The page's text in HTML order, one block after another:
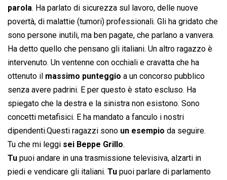
parola. Ha parlato di sicurezza sul lavoro, delle nuove
povertà, di malattie (tumori) professionali. Gli ha gridato che
sono persone inutili, ma ben pagate, che parlano a vanvera.
Ha detto quello che pensano gli italiani. Un altro ragazzo è
intervenuto. Un ventenne con occhiali e cravatta che ha
ottenuto il massimo punteggio a un concorso pubblico
senza avere padrini. E per questo è stato escluso. Ha
spiegato che la destra e la sinistra non esistono. Sono
concetti metafisici. E ha mandato a fanculo i nostri
dipendenti.Questi ragazzi sono un esempio da seguire.
Tu che mi leggi sei Beppe Grillo.
Tu puoi andare in una trasmissione televisiva, alzarti in
piedi e vendicare gli italiani. Tu puoi parlare di parlamento